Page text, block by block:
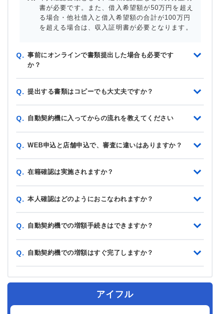
書が必要です。また、借入希望額が50万円を超え
る場合・他社借入と借入希望額の合計が100万円
を超える場合は、収入証明書が必要となります。
Q. 事前にオンラインで書類提出した場合も必要です
か？
Q. 提出する書類はコピーでも大丈夫ですか？
Q. 自動契約機に入ってからの流れを教えてください
Q. WEB申込と店舗申込で、審査に違いはありますか？
Q. 在籍確認は実施されますか？
Q. 本人確認はどのようにおこなわれますか？
Q. 自動契約機での増額手続きはできますか？
Q. 自動契約機での増額はすぐ完了しますか？
アイフル